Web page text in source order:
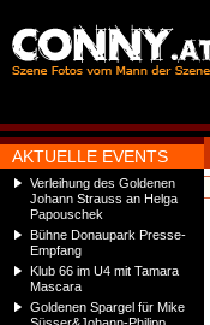
AKTUELLE EVENTS
Verleihung des Goldenen
Johann Strauss an Helga
Papouschek
Bühne Donaupark Presse-
Empfang
Klub 66 im U4 mit Tamara
Mascara
Goldenen Spargel für Mike